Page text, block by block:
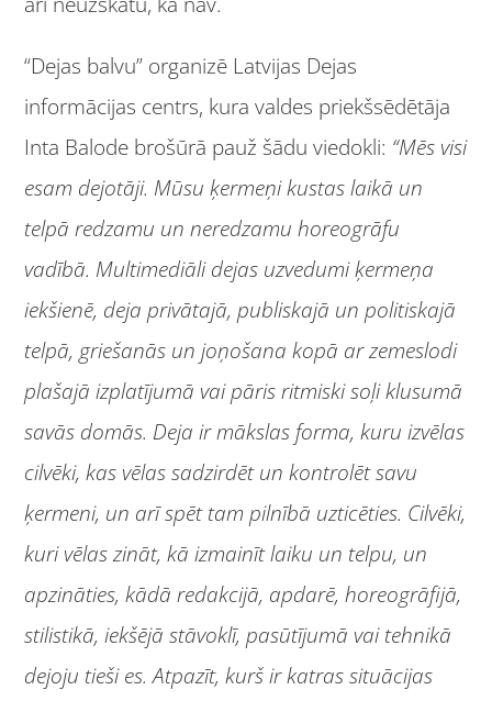
“Dejas balvu” organizē Latvijas Dejas
informācijas centrs, kura valdes priekšsēdētāja
Inta Balode brošūrā pauž šādu viedokli: “Mēs visi
esam dejotāji. Mūsu ķermeņi kustas laikā un
telpā redzamu un neredzamu horeogrāfu
vadībā. Multimediāli dejas uzvedumi ķermeņa
iekšienē, deja privātajā, publiskajā un politiskajā
telpā, griešanās un joņošana kopā ar zemeslodi
plašajā izplatījumā vai pāris ritmiski soļi klusumā
savās domās. Deja ir mākslas forma, kuru izvēlas
cilvēki, kas vēlas sadzirdēt un kontrolēt savu
ķermeni, un arī spēt tam pilnībā uzticēties. Cilvēki,
kuri vēlas zināt, kā izmainīt laiku un telpu, un
apzināties, kādā redakcijā, apdarē, horeogrāfijā,
stilistikā, iekšējā stāvoklī, pasūtījumā vai tehnikā
dejoju tieši es. Atpazīt, kurš ir katras situācijas